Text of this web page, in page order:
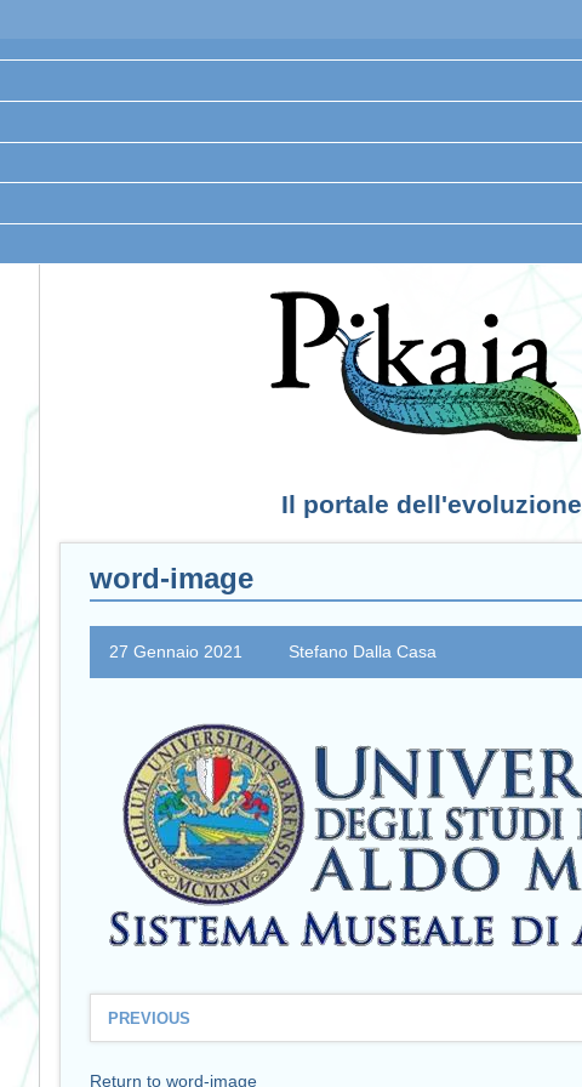
Il portale dell'evoluzione
word-image
27 Gennaio 2021 Stefano Dalla Casa
PREVIOUS
Return to word-image